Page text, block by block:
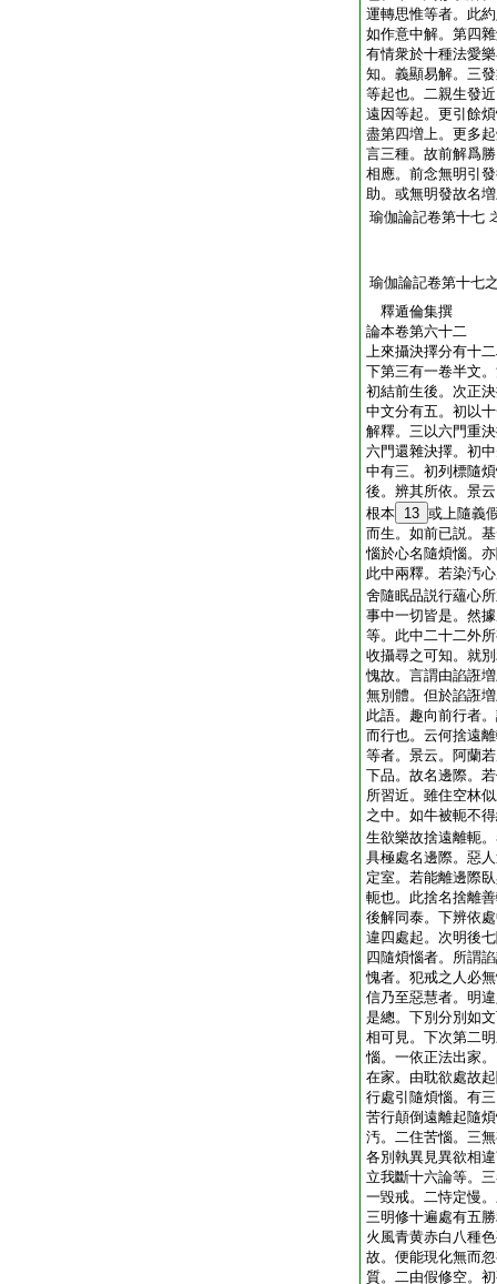
運轉思惟等者。此
如作意中解。第四
有情衆於十種法愛
知。義顯易解。三
等起也。二親生發
遠因等起。更引餘
盡第四増上。更多
言三種。故前解爲
相應。前念無明引
助。或無明發故名
瑜伽論記卷第十七
瑜伽論記卷第十七
釋遁倫集撰
論本卷第六十二
上來攝決擇分有十
下第三有一卷半文
初結前生後。次正
中文分有五。初以
解釋。三以六門重
六門還雜決擇。初
中有三。初列標隨
後。辨其所依。景
根本 13 或上隨義
而生。如前已説。
惱於心名隨煩惱。
此中兩釋。若染汚
舍隨眠品説行蘊心
事中一切皆是。然
等。此中二十二外
收攝尋之可知。就
愧故。言謂由諂誑
無別體。但於諂誑
此語。趣向前行者
而行也。云何捨遠
等者。景云。阿蘭
下品。故名邊際。
所習近。雖住空林
之中。如牛被軛不
生欲樂故捨遠離軛
具極處名邊際。惡
定室。若能離邊際
軛也。此捨名捨離
後解同泰。下辨依
違四處起。次明後
四隨煩惱者。所謂
愧者。犯戒之人必
信乃至惡慧者。明
是總。下別分別如
相可見。下次第二
惱。一依正法出家
在家。由耽欲處故
行處引隨煩惱。有
苦行顛倒遠離起隨
汚。二住苦惱。三
各別執異見異欲相
立我斷十六論等。
一毀戒。二恃定慢
三明修十遍處有五
火風青黄赤白八種
故。便能現化無而
質。二由假修空。